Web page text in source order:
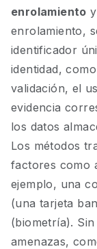
enrolamiento
enrolamiento,
identificador
identidad,
validación, el
evidencia
los datos
Los métodos
factores como
ejemplo, una
(una tarjeta
(biometría).
amenazas,